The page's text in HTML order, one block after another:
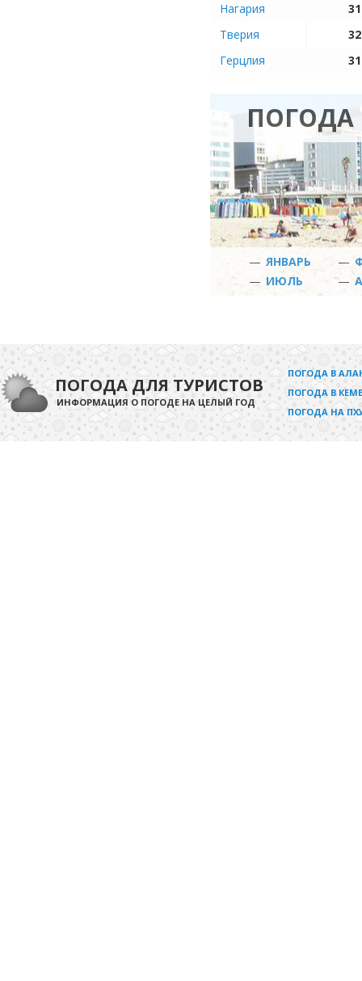
Нагария
Тверия
Герцлия
ПОГОДА
— ЯНВАРЬ —
— ИЮЛЬ —
ПОГОДА ДЛЯ ТУРИСТОВ
ИНФОРМАЦИЯ О ПОГОДЕ НА ЦЕЛЫЙ ГОД
ПОГОДА В
ПОГОДА В
ПОГОДА НА